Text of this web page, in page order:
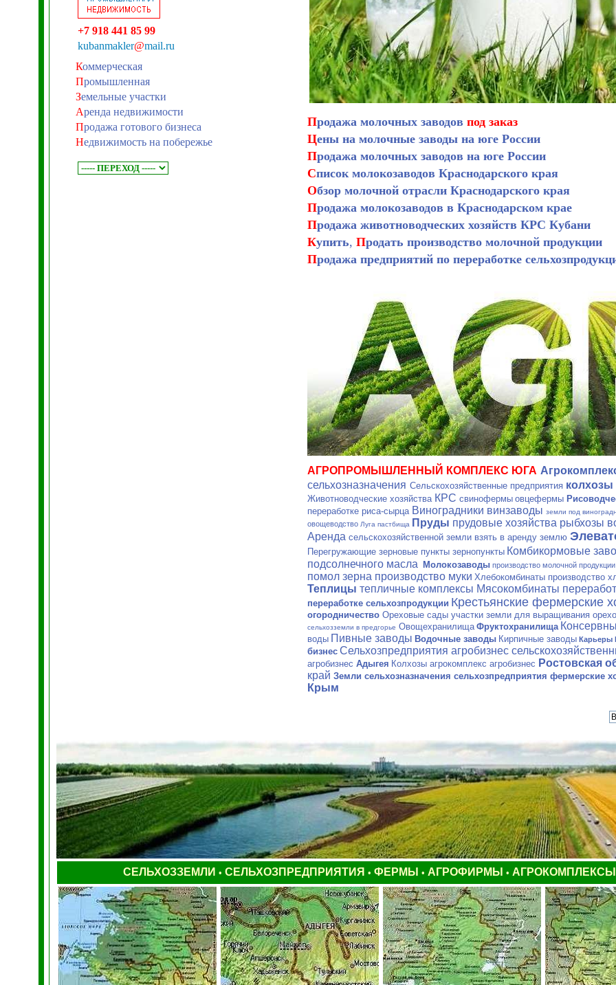
+7 918 441 85 99
kubanmakler@mail.ru
Коммерческая
Промышленная
Земельные участки
Аренда недвижимости
Продажа готового бизнеса
Недвижимость на побережье
Продажа молочных заводов под заказ
Цены на молочные заводы на юге России
Продажа молочных заводов на юге России
Список молокозаводов Краснодарского края
Обзор молочной отрасли Краснодарского края
Продажа молокозаводов в Краснодарском крае
Продажа животноводческих хозяйств КРС Кубани
Купить, Продать производство молочной продукции
Продажа предприятий по переработке
АГРОПРОМЫШЛЕННЫЙ КОМПЛЕКС ЮГА
сельхозназначения Сельскохозяйственные предприятия колхозы
Животноводческие хозяйства КРС свинофермы овцефермы
переработке риса-сырца Виноградники винзаводы земли под
овощеводство Луга пастбища Пруды прудовые хозяйства рыбхозы
Аренда сельскохозяйственной земли взять в аренду землю
Перегружающие зерновые пункты зернопункты Комбикормовые
подсолнечного масла
Молокозаводы производство молочной
помол зерна производство муки Хлебокомбинаты производство
Теплицы тепличные комплексы Мясокомбинаты
переработке сельхозпродукции Крестьянские фермерские
огородничество Ореховые сады участки земли для выращивания
сельхозземли в предгорье Овощехранилища Фруктохранилища
воды Пивные заводы Водочные заводы Кирпичные заводы Карьеры
бизнес Сельхозпредприятия агробизнес
агробизнес Адыгея Колхозы агрокомплекс агробизнес Ростовская
край Земли сельхозназначения сельхозпредприятия фермерские
Крым
СЕЛЬХОЗЗЕМЛИ • СЕЛЬХОЗПРЕДПРИЯТИЯ • ФЕРМЫ • АГРОФИРМЫ •